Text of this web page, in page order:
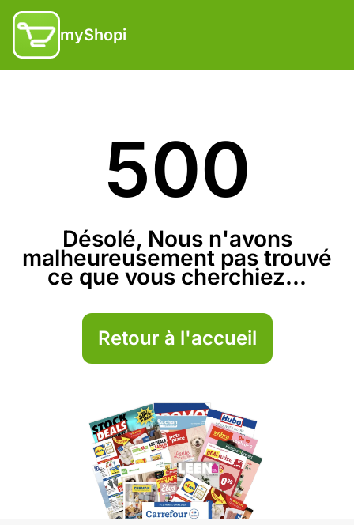
myShopi
500
Désolé, Nous n'avons
malheureusement pas trouvé
ce que vous cherchiez...
Retour à l'accueil